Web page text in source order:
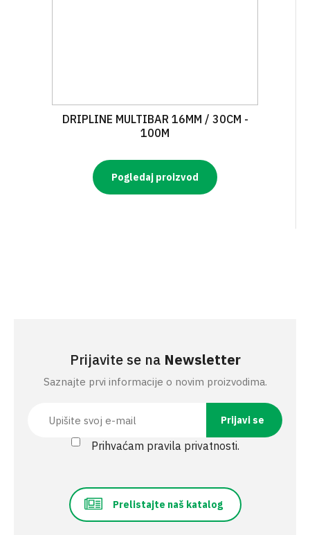
DRIPLINE MULTIBAR 16MM / 30CM -
100M
Pogledaj proizvod
Prijavite se na Newsletter
Saznajte prvi informacije o novim proizvodima.
Prihvaćam pravila privatnosti.
Prelistajte naš katalog